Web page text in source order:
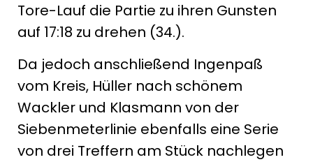
Tore-Lauf die Partie zu ihren Gunsten
auf 17:18 zu drehen (34.).
Da jedoch anschließend Ingenpaß
vom Kreis, Hüller nach schönem
Wackler und Klasmann von der
Siebenmeterlinie ebenfalls eine Serie
von drei Treffern am Stück nachlegen